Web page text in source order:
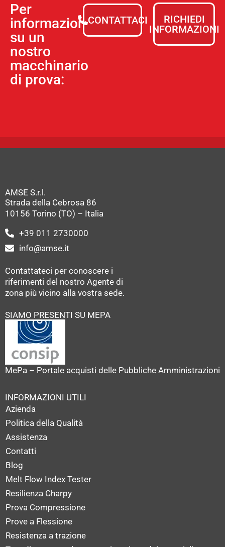
Per
informazioni
su un
nostro
macchinario
di prova:
CONTATTACI
RICHIEDI
INFORMAZIONI
AMSE S.r.l.
Strada della Cebrosa 86
10156 Torino (TO) – Italia
+39 011 2730000
info@amse.it
Contattateci per conoscere i
riferimenti del nostro Agente di
zona più vicino alla vostra sede.
SIAMO PRESENTI SU MEPA
MePa – Portale acquisti delle Pubbliche Amministrazioni
INFORMAZIONI UTILI
Azienda
Politica della Qualità
Assistenza
Contatti
Blog
Melt Flow Index Tester
Resilienza Charpy
Prova Compressione
Prove a Flessione
Resistenza a trazione